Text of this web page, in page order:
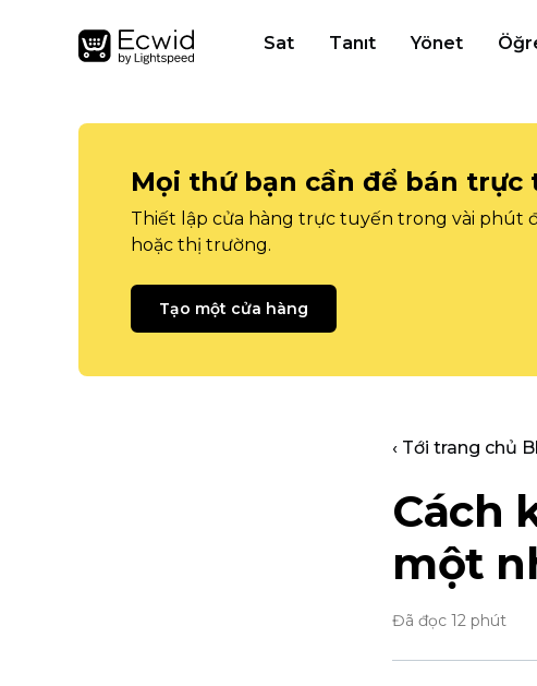
Sat Tanıt Yönet
Mọi thứ bạn cần để bán trực
Thiết lập cửa hàng trực tuyến trong vài phút
hoặc thị trường.
Tạo một cửa hàng
‹ Tới trang chủ
Cách
một
Đã đọc 12 phút